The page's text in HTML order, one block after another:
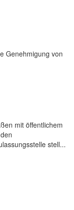
Genehmigung von
mit öffentlichem
stell...